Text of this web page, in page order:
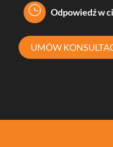
Odpowiedź w
UMÓW